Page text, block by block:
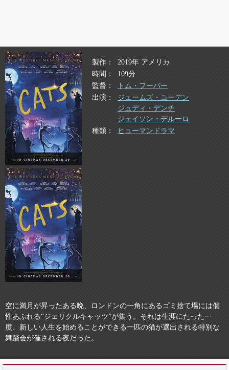
製作
2019年 アメリカ
時間
109分
監督
トム・フーパー
出演
ジェームズ・コーデン
ジュディ・デンチ
ジェイソン・デルーロ
種類
ヒューマンドラマ
空に満月が昇ったある晩、ロンドンの一角にあるゴミ捨て場には個
性あふれる“ジェリクルキャッツ”が集う。それは生涯にたった一
度、新しい人生を始めることができる一匹の猫が選出される特別な
舞踏会が催される夜だった。